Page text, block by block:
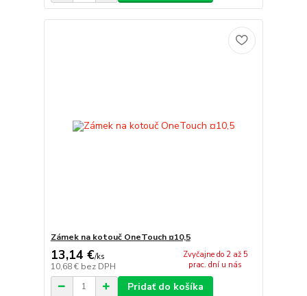
Zámek na kotouč OneTouch ¤10,5
13,14 €/ks
10,68 € bez DPH
Zvyčajne do 2 až 5
prac. dní u nás
Pridať do košíka